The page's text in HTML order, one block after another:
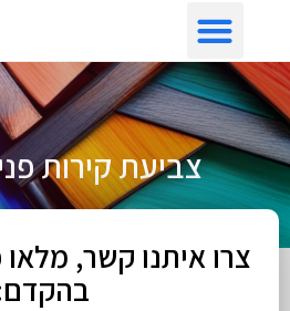
צביעת קירות
צרו איתנו קשר, מלאו